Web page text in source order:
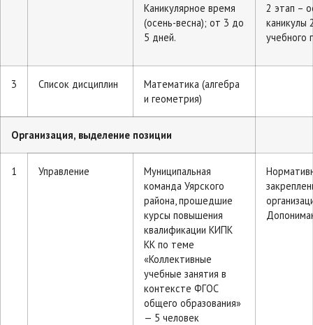
Каникулярное время
(осень-весна); от 3 до
5 дней.
2 этап –
каникулы
учебного
3 Список дисциплин
Математика (алгебра
и геометрия)
Организация, выделение позиции
1 Управление
Муниципальная
команда Уярского
района, прошедшие
курсы повышения
квалификации КИПК
КК по теме
«Коллективные
учебные занятия в
контексте ФГОС
общего образования»
— 5 человек